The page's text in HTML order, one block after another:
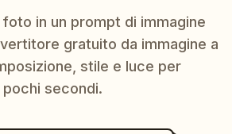
in un prompt di immagine
gratuito da immagine a
stile e luce per
secondi.